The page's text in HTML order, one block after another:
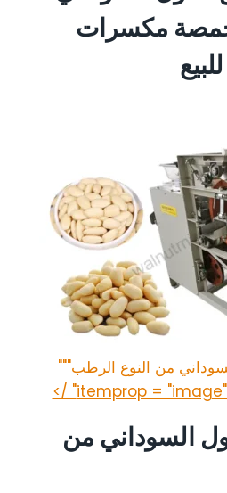
مكسرات
من النوع الرطب"""
itemprop = "image"
السوداني من